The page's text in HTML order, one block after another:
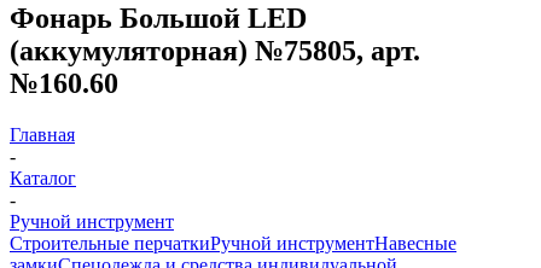
Фонарь Большой LED
(аккумуляторная) №75805, арт.
№160.60
Главная
-
Каталог
-
Ручной инструмент
Строительные перчаткиРучной инструментНавесные